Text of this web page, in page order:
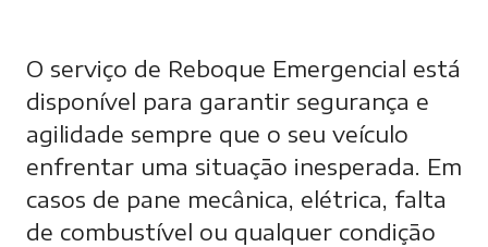
O serviço de Reboque Emergencial está
disponível para garantir segurança e
agilidade sempre que o seu veículo
enfrentar uma situação inesperada. Em
casos de pane mecânica, elétrica, falta
de combustível ou qualquer condição